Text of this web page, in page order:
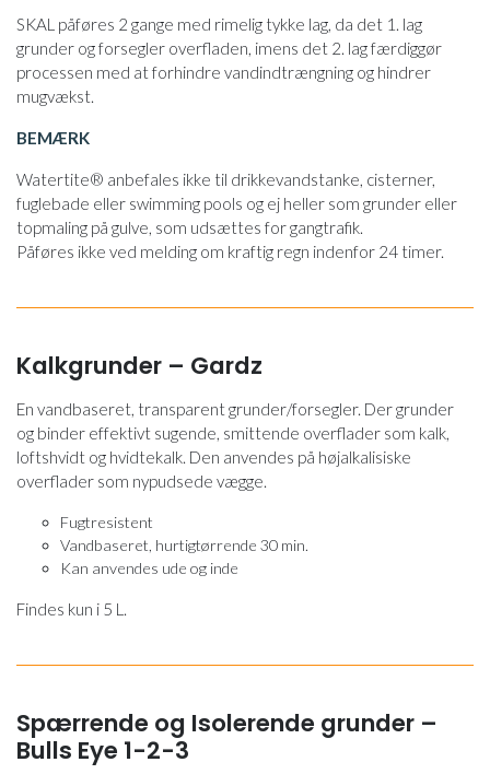
SKAL påføres 2 gange med rimelig tykke lag, da det 1. lag
grunder og forsegler overfladen, imens det 2. lag færdiggør
processen med at forhindre vandindtrængning og hindrer
mugvækst.
BEMÆRK
Watertite® anbefales ikke til drikkevandstanke, cisterner,
fuglebade eller swimming pools og ej heller som grunder eller
topmaling på gulve, som udsættes for gangtrafik.
Påføres ikke ved melding om kraftig regn indenfor 24 timer.
Kalkgrunder – Gardz
En vandbaseret, transparent grunder/forsegler. Der grunder
og binder effektivt sugende, smittende overflader som kalk,
loftshvidt og hvidtekalk. Den anvendes på højalkalisiske
overflader som nypudsede vægge.
Fugtresistent
Vandbaseret, hurtigtørrende 30 min.
Kan anvendes ude og inde
Findes kun i 5 L.
Spærrende og Isolerende grunder –
Bulls Eye 1-2-3